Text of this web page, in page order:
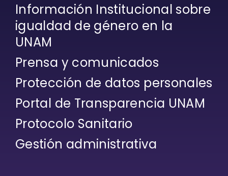
Información Institucional sobre
igualdad de género en la
UNAM
Prensa y comunicados
Protección de datos personales
Portal de Transparencia UNAM
Protocolo Sanitario
Gestión administrativa